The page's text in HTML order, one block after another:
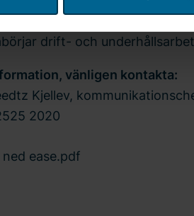
för cookies och
läs mer i vårintegritetspolicyom
och datum för när du kontaktade oss
drift- och
vänligen kontakta:
Kjellev,
2020
ned ease.pdf